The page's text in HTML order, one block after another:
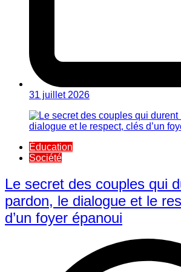
31 juillet 2026
Éducation
Société
Le secret des couples qui
pardon, le dialogue et le
d’un foyer épanoui